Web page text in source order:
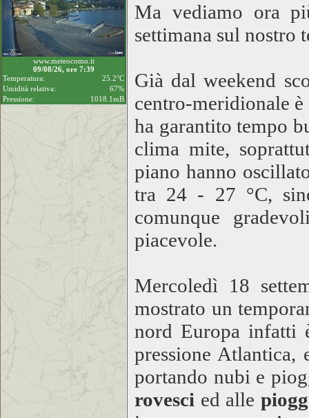
www.meteocomo.it
09/08/26, ore 7:39
Temperatura:
25.2°C
Umidità relativa:
67%
Pressione:
1018.1mB
Ma vediamo ora
settimana sul
Già dal weekend
centro-meridionale
ha garantito tempo
clima mite,
piano hanno
tra 24 - 27 °C,
comunque
piacevole.
Mercoledì 18
mostrato un
nord Europa infatti
pressione Atlantica,
portando nubi e
rovesci ed alle